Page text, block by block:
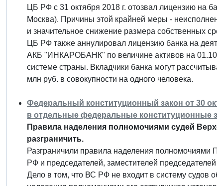
ЦБ РФ с 31 октября 2018 г. отозвал лицензию на
Москва). Причины этой крайней меры -
и значительное снижение размера собственных
ЦБ РФ также аннулировал лицензию банка на
АКБ "ИНКАРОБАНК" по величине активов на
системе страны. Вкладчики банка могут
млн руб. в совокупности на одного человека.
Федеральный конституционный закон от 30
в отдельные федеральные конституционные
Правила наделения полномочиями судей
разграничить.
Разграничили правила наделения полномочиями
РФ и председателей, заместителей председателей и
Дело в том, что ВС РФ не входит в систему судов